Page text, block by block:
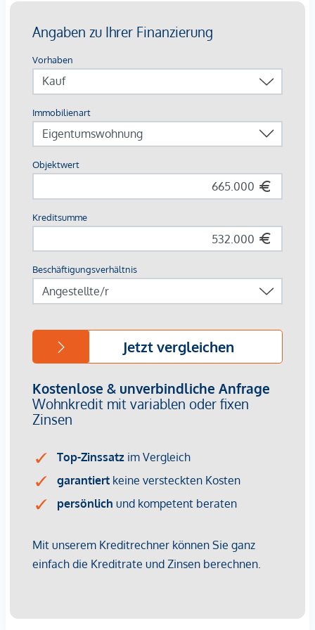
Die Wohnungen sind teilweise bis Ende 2029 befristet
vermietet.
Kaufpreis
von € 36.800,- zzgl. 20 % USt.
Die monatliche Nettomiete für die Wohnung beträgt
Wir weisen darauf hin, dass zwischen dem Vermittler und
dem zu vermittelnden Dritten ein familiäres oder
wirtschaftliches Naheverhältnis besteht.
*Der Vertrag kommt nicht mit der INFINA Credit Broker
Immobilienunternehmen angeboten. Allfällige aus dem
Vertragsabschluss resultierende Rechte sind ausschließlich
gegenüber dem anbietenden Immobilienunternehmen
geltend zu machen. Wir weisen Sie darauf hin, dass die
gemachten Angaben und Informationen lediglich
unverbindliche Vorabinformationen sind und daher ohne